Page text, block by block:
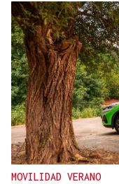
MOVILIDAD VERANO